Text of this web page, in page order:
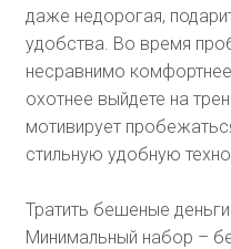
даже недорогая,
удобства. Во время
несравнимо
охотнее выйдете на
мотивирует
стильную удобную
Тратить бешеные
Минимальный набор –